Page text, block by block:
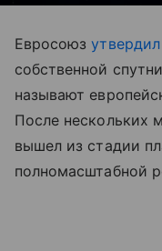
Евросоюзутвердил
собственной
называют
После нескольких
вышел из стадии
полномасштабной